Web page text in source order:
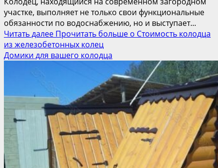
участке, выполняет не только свои функциональные
обязанности по водоснабжению, но и выступает...
Читать далее Прочитать больше о Стоимость колодца
из железобетонных колец
Домики для вашего колодца